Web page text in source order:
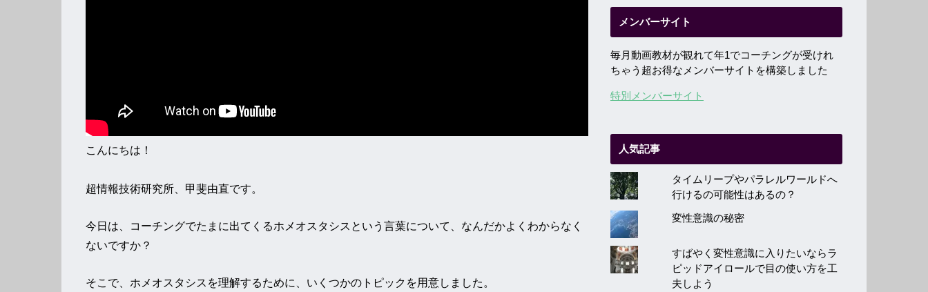
こんにちは！
超情報技術研究所、甲斐由直です。
今日は、コーチングでたまに出てくるホメオスタシスという言葉について、なんだかよくわからなく
ないですか？
そこで、ホメオスタシスを理解するために、いくつかのトピックを用意しました。
メンバーサイト
毎月動画教材が観れて年1でコーチングが受けれ
ちゃう超お得なメンバーサイトを構築しました
特別メンバーサイト
人気記事
タイムリープやパラレルワールドへ
行けるの可能性はあるの？
変性意識の秘密
すばやく変性意識に入りたいならラ
ピッドアイロールで目の使い方を工
夫しよう